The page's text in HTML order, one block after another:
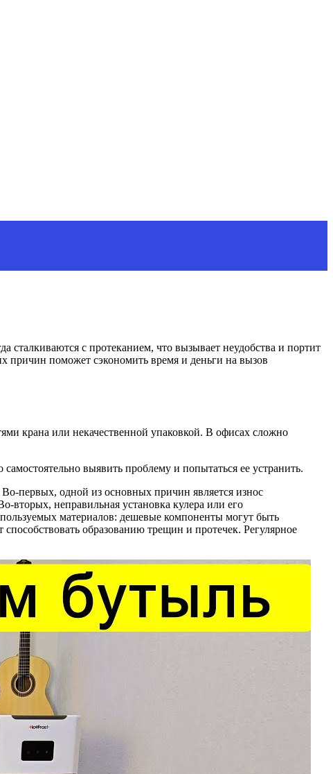
с протеканием, что вызывает неудобства и портит
причин поможет сэкономить время и деньги на вызов
крана или некачественной упаковкой. В офисах сложно
выявить проблему и попытаться ее устранить.
первых, одной из основных причин является износ
вторых, неправильная установка кулера или его
материалов: дешевые компоненты могут быть
образованию трещин и протечек. Регулярное